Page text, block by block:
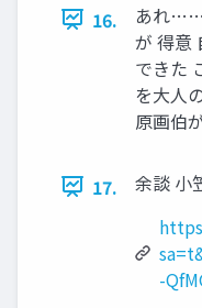
16.
あれ
が 得意
できた
を大人
原画伯
17.
余談 小
-